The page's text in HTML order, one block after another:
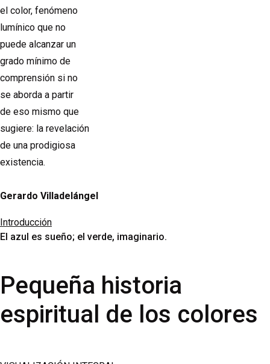
el color, fenómeno
lumínico que no
puede alcanzar un
grado mínimo de
comprensión si no
se aborda a partir
de eso mismo que
sugiere: la revelación
de una prodigiosa
existencia.
Gerardo Villadelángel
Introducción
El azul es sueño; el verde, imaginario.
Pequeña historia
espiritual de los colores